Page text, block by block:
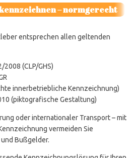
– normgerecht
entsprechen allen geltenden
(CLP/GHS)
innerbetriebliche Kennzeichnung)
(piktografische Gestaltung)
oder internationaler Transport – mit
vermeiden Sie
Bußgelder.